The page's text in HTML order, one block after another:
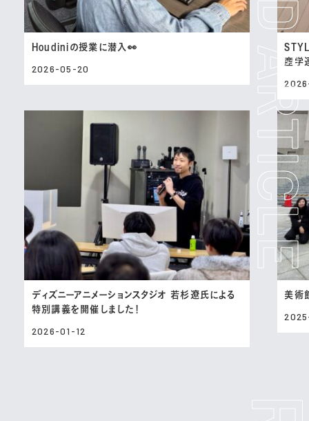
Houdiniの授業に潜入👀
2026-05-20
産学
ディズニーアニメーションスタジオ 若杉遼氏による
特別講義を開催しました！
2026-01-12
美術